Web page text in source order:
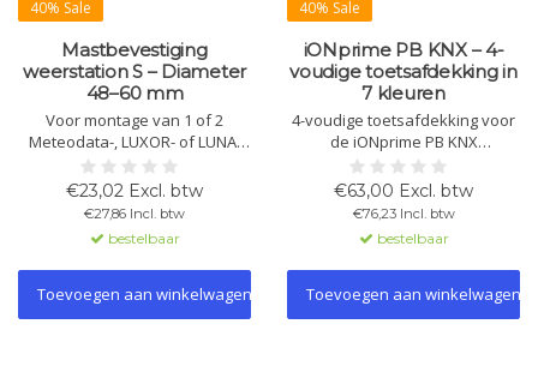
40% Sale
Mastbevestiging
weerstation S – Diameter
48–60 mm
Voor montage van 1 of 2
Meteodata-, LUXOR- of LUNA-
weerstations aan een mast of
buitenhoek met een diameter
van 48–60 mm.
€23,02 Excl. btw
€27,86 Incl. btw
bestelbaar
Toevoegen aan winkelwagen
40% Sale
iONprime PB KNX – 4-
voudige toetsafdekking in
7 kleuren
4-voudige toetsafdekking voor
de iONprime PB KNX
tastsensor-basismodule.
Uitgevoerd in metaal of
hoogwaardig kunststof met
premium afwerking en
duidelijke toetsindeling.
Eenvoudige montage via
betrouwbaar klikmechanisme.
€63,00 Excl. btw
€76,23 Incl. btw
bestelbaar
Toevoegen aan winkelwagen